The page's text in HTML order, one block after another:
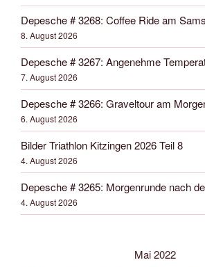
Depesche # 3268: Coffee Ride am
8. August 2026
Depesche # 3267: Angenehme
7. August 2026
Depesche # 3266: Graveltour am
6. August 2026
Bilder Triathlon Kitzingen 2026 Teil 8
4. August 2026
Depesche # 3265: Morgenrunde nach
4. August 2026
Mai 2022